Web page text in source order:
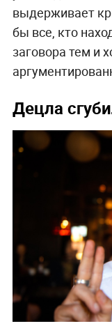
выдерживает
бы все, кто
заговора тем и
Децла